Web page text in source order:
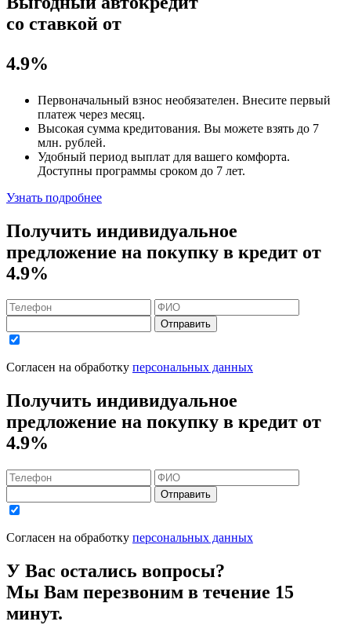
со ставкой от
4.9%
Первоначальный взнос необязателен. Внесите первый
платеж через месяц.
Высокая сумма кредитования. Вы можете взять до 7
млн. рублей.
Удобный период выплат для вашего комфорта.
Доступны программы сроком до 7 лет.
Узнать подробнее
Получить индивидуальное
предложение на покупку в кредит от
4.9%
Отправить
Согласен на обработку персональных данных
Получить индивидуальное
предложение на покупку в кредит от
4.9%
Отправить
Согласен на обработку персональных данных
У Вас остались вопросы?
Мы Вам перезвоним в течение 15
минут.